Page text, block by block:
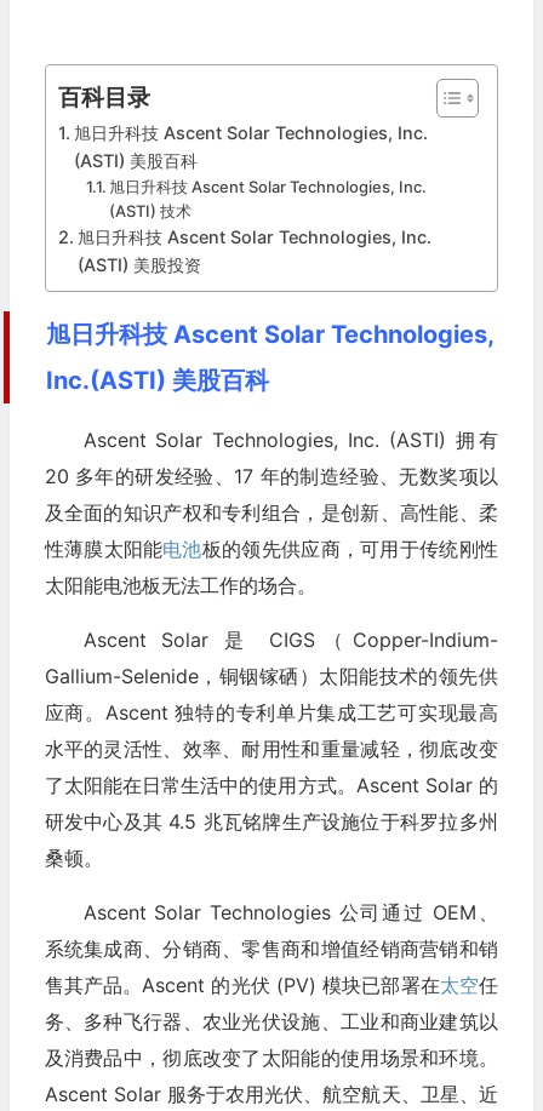
百科目录
旭日升科技 Ascent Solar Technologies, Inc.
(ASTI) 美股百科
旭日升科技 Ascent Solar Technologies, Inc.
(ASTI) 技术
旭日升科技 Ascent Solar Technologies, Inc.
(ASTI) 美股投资
旭日升科技 Ascent Solar Technologies,
Inc.(ASTI) 美股百科
Ascent Solar Technologies, Inc. (ASTI) 拥有
20 多年的研发经验、17 年的制造经验、无数奖项以
及全面的知识产权和专利组合，是创新、高性能、柔
性薄膜太阳能电池板的领先供应商，可用于传统刚性
太阳能电池板无法工作的场合。
Ascent Solar 是 CIGS（Copper-Indium-
Gallium-Selenide，铜铟镓硒）太阳能技术的领先供
应商。Ascent 独特的专利单片集成工艺可实现最高
水平的灵活性、效率、耐用性和重量减轻，彻底改变
了太阳能在日常生活中的使用方式。Ascent Solar 的
研发中心及其 4.5 兆瓦铭牌生产设施位于科罗拉多州
桑顿。
Ascent Solar Technologies 公司通过 OEM、
系统集成商、分销商、零售商和增值经销商营销和销
售其产品。Ascent 的光伏 (PV) 模块已部署在太空任
务、多种飞行器、农业光伏设施、工业和商业建筑以
及消费品中，彻底改变了太阳能的使用场景和环境。
Ascent Solar 服务于农用光伏、航空航天、卫星、近